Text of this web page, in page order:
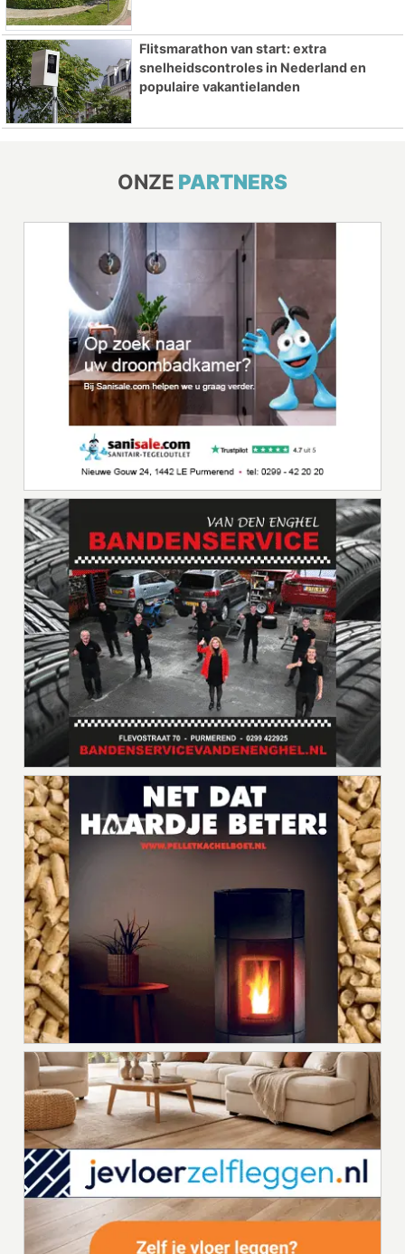
Flitsmarathon van start: extra
snelheidscontroles in Nederland en
populaire vakantielanden
ONZE PARTNERS